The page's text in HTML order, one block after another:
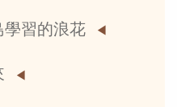
學習的浪花